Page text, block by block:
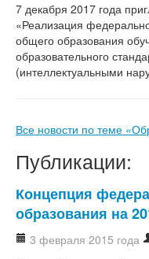
7 декабря 2017 года
«Реализация
общего образования
образовательного
(интеллектуальными
Все новости по теме
Публикации:
Концепция
образования на
3 февраля 2015 года